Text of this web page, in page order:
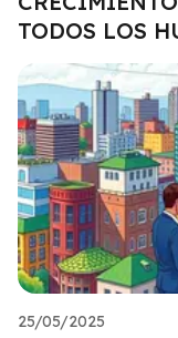
TODOS LOS
25/05/2025